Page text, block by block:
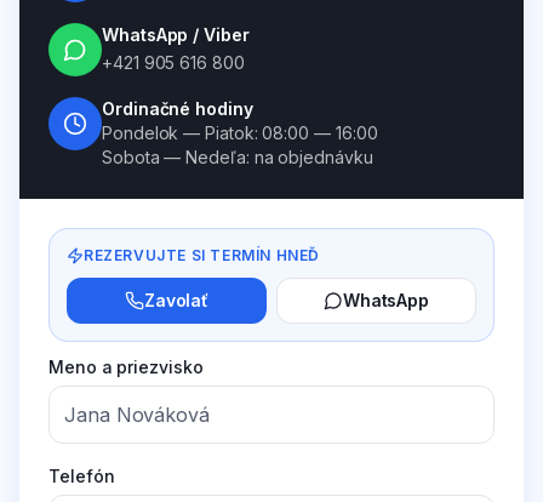
WhatsApp / Viber
+421 905 616 800
Ordinačné hodiny
Pondelok — Piatok: 08:00 — 16:00
Sobota — Nedeľa: na objednávku
REZERVUJTE SI TERMÍN HNEĎ
Zavolať WhatsApp
Meno a priezvisko
Telefón